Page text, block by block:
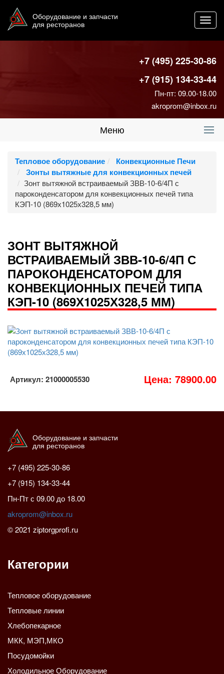
Оборудование и запчасти
для ресторанов
+7 (495) 225-30-86
+7 (915) 134-33-44
Пн-пт: 09.00-18.00
akroprom@inbox.ru
Меню
Тепловое оборудование
Конвекционные Печи
Зонты вытяжные для конвекционных печей
Зонт вытяжной встраиваемый ЗВВ-10-6/4П с
пароконденсатором для конвекционных печей типа
КЭП-10 (869х1025х328,5 мм)
ЗОНТ ВЫТЯЖНОЙ
ВСТРАИВАЕМЫЙ ЗВВ-10-6/4П С
ПАРОКОНДЕНСАТОРОМ ДЛЯ
КОНВЕКЦИОННЫХ ПЕЧЕЙ ТИПА
КЭП-10 (869Х1025Х328,5 ММ)
Артикул: 21000005530 Цена: 78900.00
Оборудование и запчасти
для ресторанов
+7 (495) 225-30-86
+7 (915) 134-33-44
Пн-Пт с 09.00 до 18.00
akroprom@inbox.ru
© 2021 ziptorgprofi.ru
Категории
Тепловое оборудование
Тепловые линии
Хлебопекарное
МКК, МЭП,МКО
Посудомойки
Холодильное Оборудование